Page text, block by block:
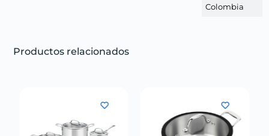
Colombia
Productos relacionados